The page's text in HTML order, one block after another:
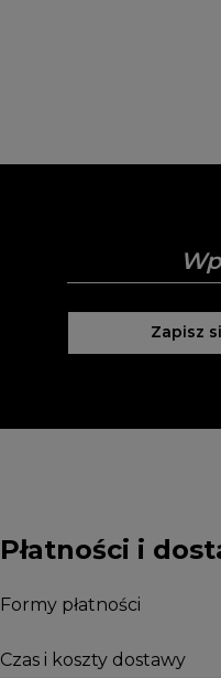
Zapisz
Płatności i
Formy płatności
Czas i koszty dostawy